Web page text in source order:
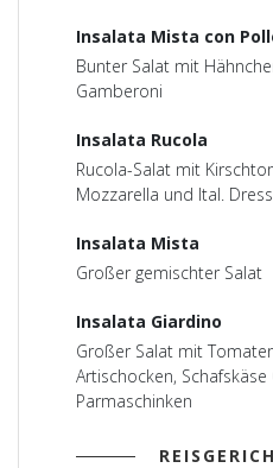
Insalata Mista con
Bunter Salat mit
Gamberoni
Insalata Rucola
Rucola-Salat mit
Mozzarella und Ital.
Insalata Mista
Großer gemischter Salat
Insalata Giardino
Großer Salat mit
Artischocken, Schafskäse
Parmaschinken